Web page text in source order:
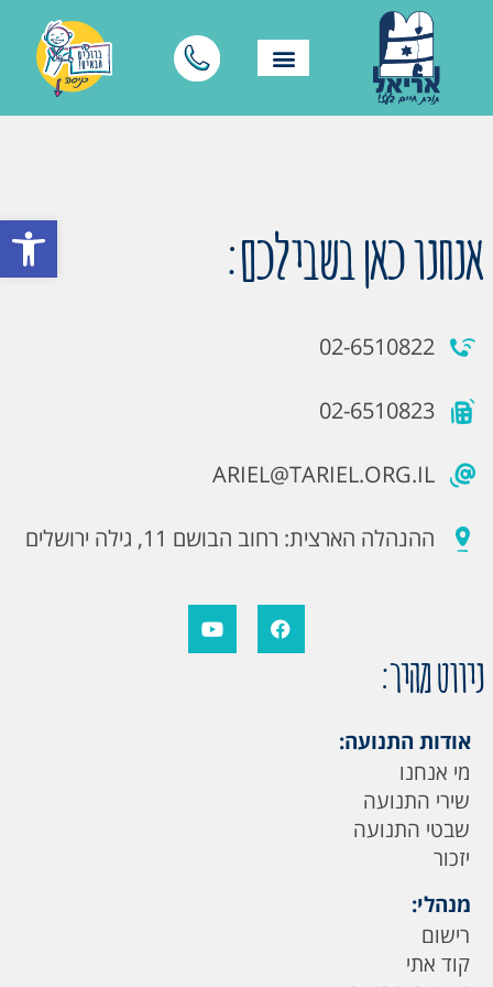
פתח אנחנו כאן בשבילכם:
02-6510822
02-6510823
ARIEL@TARIEL.ORG.IL
ההנהלה הארצית: רחוב הבושם 11, גילה ירושלים
ניווט מהיר:
אודות התנועה:
מי אנחנו
שירי התנועה
שבטי התנועה
יזכור
מנהלי:
רישום
קוד אתי